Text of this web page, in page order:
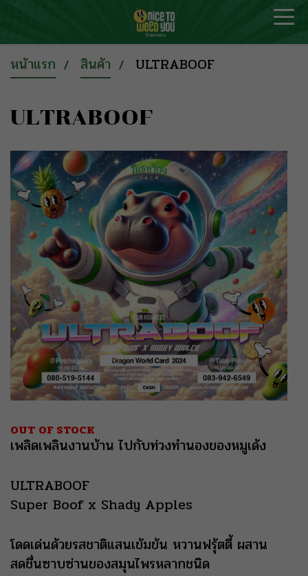
หน้าแรก สินค้า ULTRABOOF
ULTRABOOF
OUT OF STOCK
เพลิดเพลินงานบ้าน ไปกับท่วงทำนองของหมูเด้ง
ULTRABOOF
Super Boof x Shady Apples
โดดเด่นด้วยรสชาติแสนเข้มข้น หวานฟรุ้ตตี้ ผสาน
สดชื่นซาบซ่านของสมุนไพรหลากชนิด